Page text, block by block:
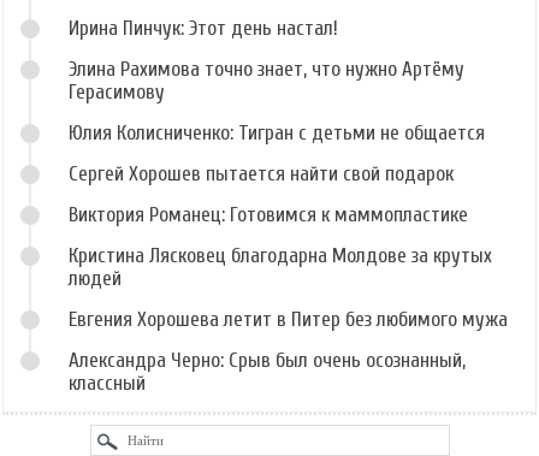
Ирина Пинчук: Этот день настал!
Элина Рахимова точно знает, что нужно Артёму
Герасимову
Юлия Колисниченко: Тигран с детьми не общается
Сергей Хорошев пытается найти свой подарок
Виктория Романец: Готовимся к маммопластике
Кристина Лясковец благодарна Молдове за крутых
людей
Евгения Хорошева летит в Питер без любимого мужа
Александра Черно: Срыв был очень осознанный,
классный